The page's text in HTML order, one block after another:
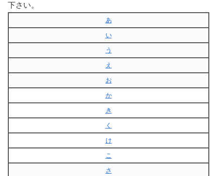
下さい。
あ
い
う
え
お
か
き
く
け
こ
さ